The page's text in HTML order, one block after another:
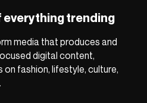
everything trending
media that produces and
digital content,
fashion, lifestyle, culture,